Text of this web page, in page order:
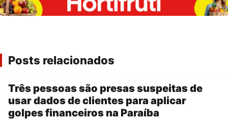
Posts relacionados
Três pessoas são presas suspeitas de
usar dados de clientes para aplicar
golpes financeiros na Paraíba